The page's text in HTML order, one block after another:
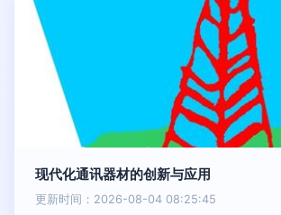
现代化通讯器材的创新与应用
更新时间：2026-08-04 08:25:45